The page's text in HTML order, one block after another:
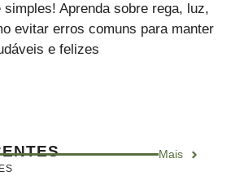
Aprenda sobre rega, luz,
evitar erros comuns para manter
e felizes
Mais